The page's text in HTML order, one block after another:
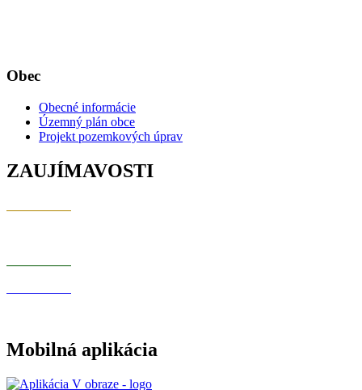
Obec
Obecné informácie
Územný plán obce
Projekt pozemkových úprav
ZAUJÍMAVOSTI
Mobilná aplikácia